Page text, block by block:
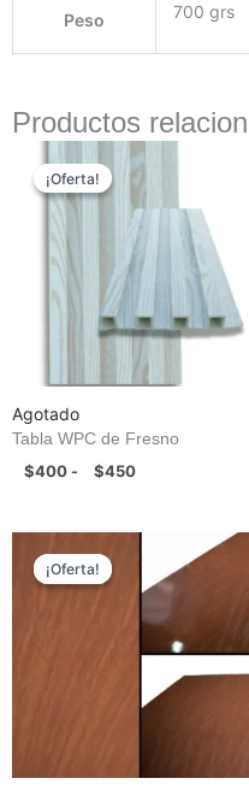
Peso 700 grs
Productos
¡Oferta!
Agotado
¡Oferta!
Tabla WPC de Fresno
$400 - $450
de
precios:
desde
$400
hasta
$450
¡Oferta!
¡Oferta!
precio
original
era:
actual
es:
$500.